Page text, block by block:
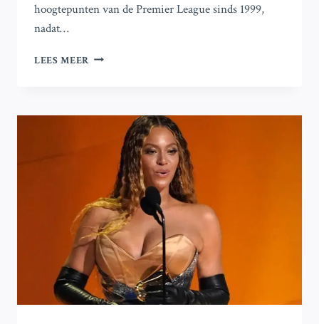
hoogtepunten van de Premier League sinds 1999,
nadat…
LEES MEER GARY
OF